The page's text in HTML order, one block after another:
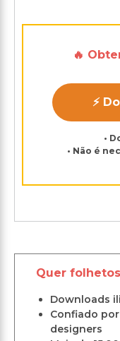
🔥
⚡
•
• Não é
Quer
Downloads
Confiado
designers